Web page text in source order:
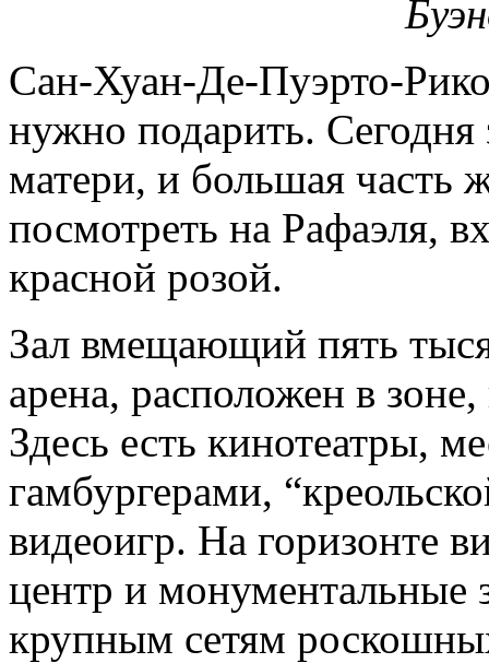
Сан-Хуан-Де-Пуэрто-
нужно подарить.
матери, и большая часть
посмотреть на Рафаэля,
красной розой.
Зал вмещающий пять
арена, расположен в
Здесь есть кинотеатры,
гамбургерами,
видеоигр. На горизонте
центр и монументальные
крупным сетям